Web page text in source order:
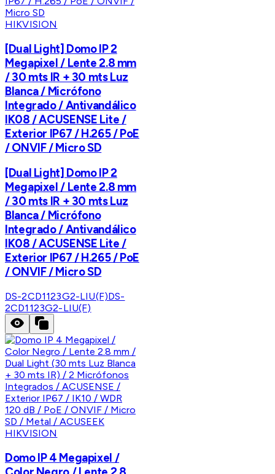
HIKVISION
[Dual Light] Domo IP 2
Megapixel / Lente 2.8 mm
/ 30 mts IR + 30 mts Luz
Blanca / Micrófono
Integrado / Antivandálico
IK08 / ACUSENSE Lite /
Exterior IP67 / H.265 / PoE
/ ONVIF / Micro SD
[Dual Light] Domo IP 2
Megapixel / Lente 2.8 mm
/ 30 mts IR + 30 mts Luz
Blanca / Micrófono
Integrado / Antivandálico
IK08 / ACUSENSE Lite /
Exterior IP67 / H.265 / PoE
/ ONVIF / Micro SD
DS-2CD1123G2-LIU(F)DS-
2CD1123G2-LIU(F)
HIKVISION
Domo IP 4 Megapixel /